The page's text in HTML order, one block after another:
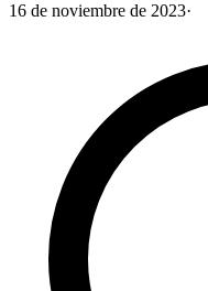
16 de noviembre de 2023·